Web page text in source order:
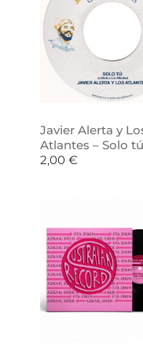
Javier Alerta y
Atlantes – Solo tú
2,00 €